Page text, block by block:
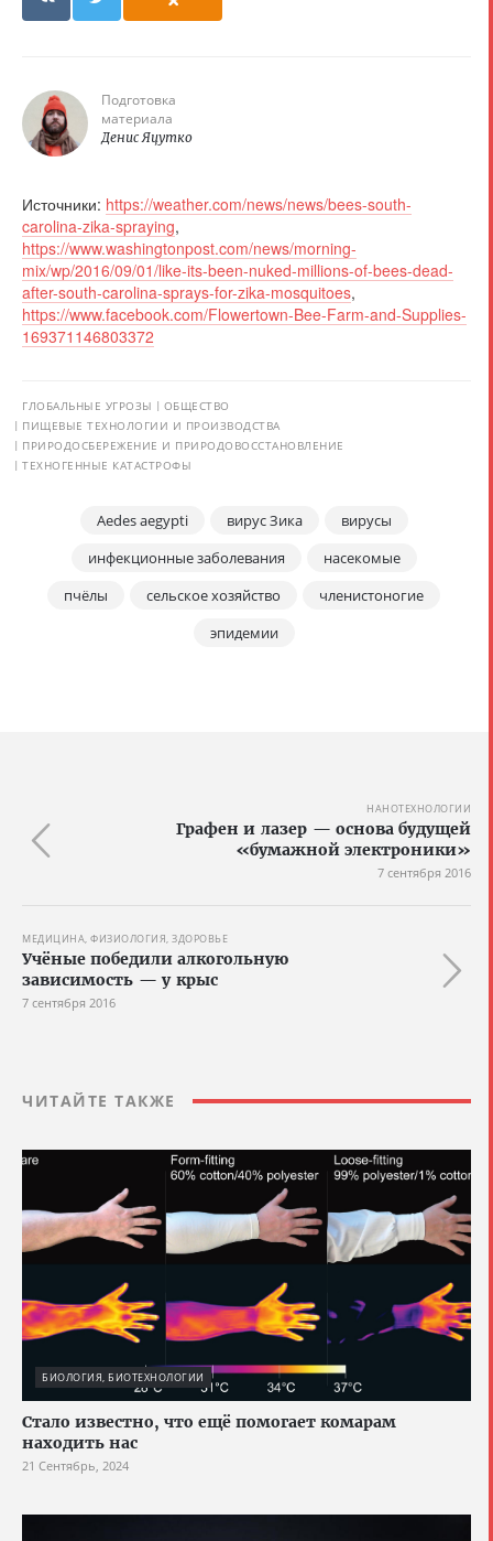
Подготовка
материала
Денис Яцутко
Источники: https://weather.com/news/news/bees-south-
carolina-zika-spraying,
https://www.washingtonpost.com/news/morning-
mix/wp/2016/09/01/like-its-been-nuked-millions-of-bees-dead-
after-south-carolina-sprays-for-zika-mosquitoes,
https://www.facebook.com/Flowertown-Bee-Farm-and-Supplies-
169371146803372
ГЛОБАЛЬНЫЕ УГРОЗЫ
ОБЩЕСТВО
ПИЩЕВЫЕ ТЕХНОЛОГИИ И ПРОИЗВОДСТВА
ПРИРОДОСБЕРЕЖЕНИЕ И ПРИРОДОВОССТАНОВЛЕНИЕ
ТЕХНОГЕННЫЕ КАТАСТРОФЫ
Aedes aegypti вирус Зика
вирусы
инфекционные заболевания
насекомые
пчёлы
сельское хозяйство
членистоногие
эпидемии
НАНОТЕХНОЛОГИИ
Графен и лазер — основа будущей
«бумажной электроники»
7 сентября 2016
МЕДИЦИНА, ФИЗИОЛОГИЯ, ЗДОРОВЬЕ
Учёные победили алкогольную
зависимость — у крыс
7 сентября 2016
ЧИТАЙТЕ ТАКЖЕ
БИОЛОГИЯ, БИОТЕХНОЛОГИИ
Стало известно, что ещё помогает комарам
находить нас
21 Сентябрь, 2024